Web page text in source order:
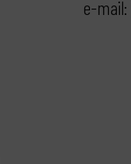
e-mail: